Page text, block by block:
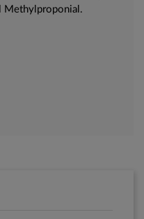
Methylproponial.